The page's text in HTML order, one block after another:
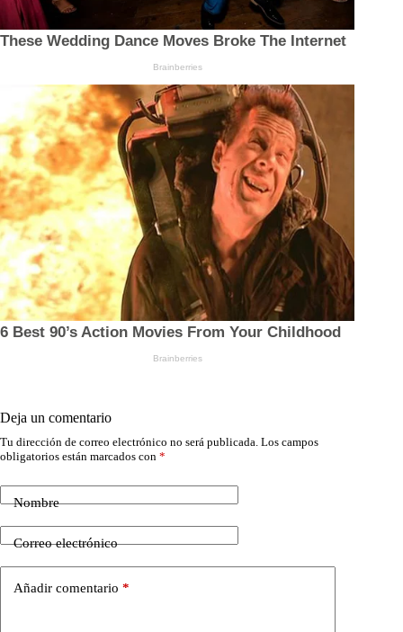
Deja un comentario
Tu dirección de correo electrónico no será publicada. Los campos
obligatorios están marcados con *
Nombre
Correo electrónico
Añadir comentario *